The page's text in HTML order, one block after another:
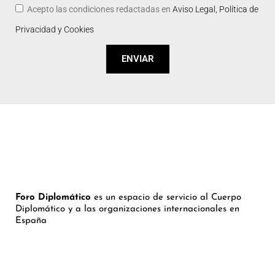
Acepto las condiciones redactadas en Aviso Legal, Política de
Privacidad y Cookies
ENVIAR
Foro Diplomático es un espacio de servicio al Cuerpo
Diplomático y a las organizaciones internacionales en
España